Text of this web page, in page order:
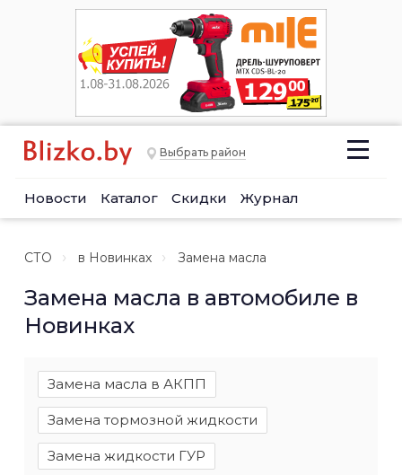
Выбрать район
Новости Каталог Скидки Журнал
СТО в Новинках Замена масла
Замена масла в автомобиле в
Новинках
Замена масла в АКПП
Замена тормозной жидкости
Замена жидкости ГУР